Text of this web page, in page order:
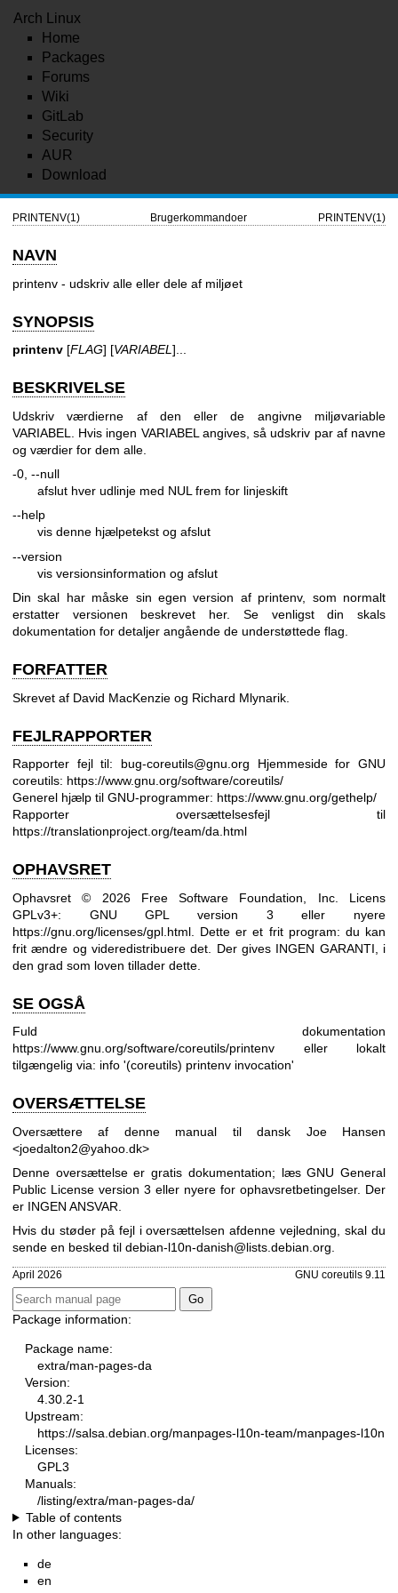
Arch Linux
Home
Packages
Forums
Wiki
GitLab
Security
AUR
Download
PRINTENV(1) Brugerkommandoer PRINTENV(1)
NAVN
printenv - udskriv alle eller dele af miljøet
SYNOPSIS
printenv [FLAG] [VARIABEL ]...
BESKRIVELSE
Udskriv værdierne af den eller de angivne miljøvariable
VARIABEL. Hvis ingen VARIABEL angives, så udskriv par af navne
og værdier for dem alle.
-0, --null
afslut hver udlinje med NUL frem for linjeskift
--help
vis denne hjælpetekst og afslut
--version
vis versionsinformation og afslut
Din skal har måske sin egen version af printenv, som normalt
erstatter versionen beskrevet her. Se venligst din skals
dokumentation for detaljer angående de understøttede flag.
FORFATTER
Skrevet af David MacKenzie og Richard Mlynarik.
FEJLRAPPORTER
Rapporter fejl til: bug-coreutils@gnu.org Hjemmeside for GNU
coreutils: https://www.gnu.org/software/coreutils/
Generel hjælp til GNU-programmer: https://www.gnu.org/gethelp/
Rapporter oversættelsesfejl til
https://translationproject.org/team/da.html
OPHAVSRET
Ophavsret © 2026 Free Software Foundation, Inc. Licens
GPLv3+: GNU GPL version 3 eller nyere
https://gnu.org/licenses/gpl.html
Dette er et frit program: du kan
frit ændre og videredistribuere det. Der gives INGEN GARANTI, i
den grad som loven tillader dette.
SE OGSÅ
Fuld dokumentation
https://www.gnu.org/software/coreutils/printenv
eller lokalt
tilgængelig via: info '(coreutils) printenv invocation'
OVERSÆTTELSE
Oversættere af denne manual til dansk Joe Hansen
<joedalton2@yahoo.dk>
Denne oversættelse er gratis dokumentation; læsGNU General
Public License version 3 eller nyere for ophavsretbetingelser. Der
er INGEN ANSVAR.
Hvis du støder på fejl i oversættelsen af ​​denne vejledning, skal du
sende en besked til debian-l10n-danish@lists.debian.org.
April 2026 GNU coreutils 9.11
Package information:
Package name:
extra/man-pages-da
Version:
4.30.2-1
Upstream:
https://salsa.debian.org/manpages-l10n-team/manpages-l10n
Licenses:
GPL3
Manuals:
/listing/extra/man-pages-da/
Table of contents
In other languages:
de
en